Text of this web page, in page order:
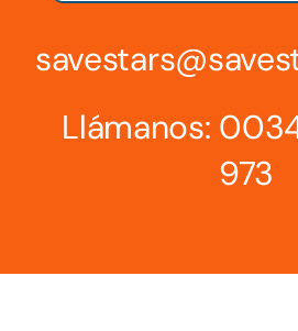
Llámanos:
973